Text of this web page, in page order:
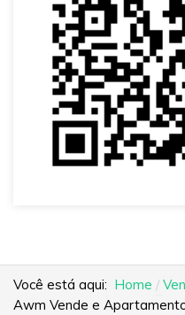
Você está aqui: Home
Awm Vende e